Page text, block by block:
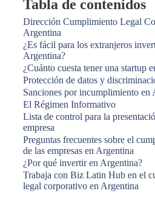
Tabla de contenidos
Dirección Cumplimiento Legal
Argentina
¿Es fácil para los extranjeros
Argentina?
¿Cuánto cuesta tener una startup
Protección de datos y
Sanciones por incumplimiento en
El Régimen Informativo
Lista de control para la
empresa
Preguntas frecuentes sobre el
de las empresas en Argentina
¿Por qué invertir en Argentina?
Trabaja con Biz Latin Hub en el
legal corporativo en Argentina